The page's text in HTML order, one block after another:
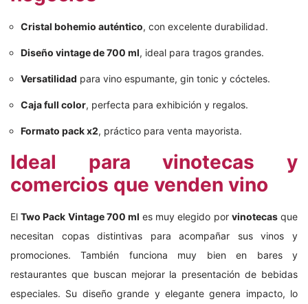
Cristal bohemio auténtico, con excelente durabilidad.
Diseño vintage de 700 ml, ideal para tragos grandes.
Versatilidad para vino espumante, gin tonic y cócteles.
Caja full color, perfecta para exhibición y regalos.
Formato pack x2, práctico para venta mayorista.
Ideal para vinotecas y
comercios que venden vino
ElTwo Pack Vintage 700 ml es muy elegido por vinotecasque
necesitan copas distintivas para acompañar sus vinos y
promociones. También funciona muy bien en bares y
restaurantes que buscan mejorar la presentación de bebidas
especiales. Su diseño grande y elegante genera impacto, lo